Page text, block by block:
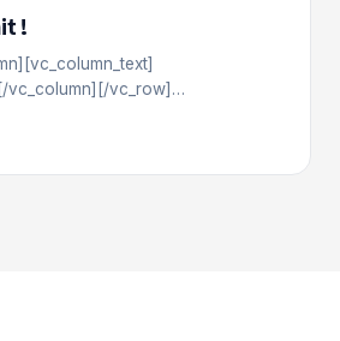
!
vc_column][/vc_row]…